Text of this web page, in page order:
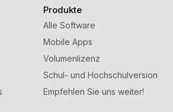
Produkte
Alle Software
Mobile Apps
Volumenlizenz
Schul- und Hochschulversion
Empfehlen Sie uns weiter!